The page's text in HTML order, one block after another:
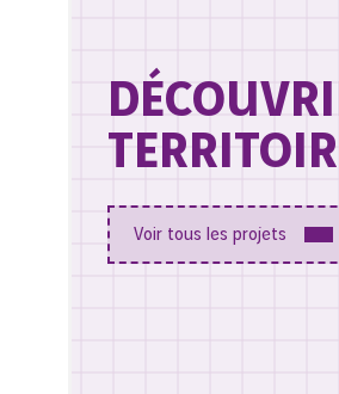
Voir tous les projets